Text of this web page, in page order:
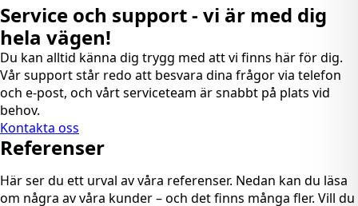
Service och support - vi är med dig
hela vägen!
Du kan alltid känna dig trygg med att vi finns här för dig.
Vår support står redo att besvara dina frågor via telefon
och e-post, och vårt serviceteam är snabbt på plats vid
behov.
Kontakta oss
Referenser
Här ser du ett urval av våra referenser. Nedan kan du läsa
om några av våra kunder – och det finns många fler. Vill du